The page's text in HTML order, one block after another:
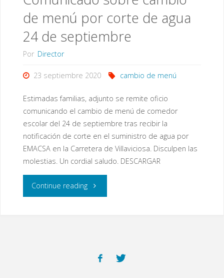
de menú por corte de agua
24 de septiembre
Por Director
23 septiembre 2020 cambio de menú
Estimadas familias, adjunto se remite oficio
comunicando el cambio de menú de comedor
escolar del 24 de septiembre tras recibir la
notificación de corte en el suministro de agua por
EMACSA en la Carretera de Villaviciosa. Disculpen las
molestias. Un cordial saludo. DESCARGAR
Continue reading"Comunicado